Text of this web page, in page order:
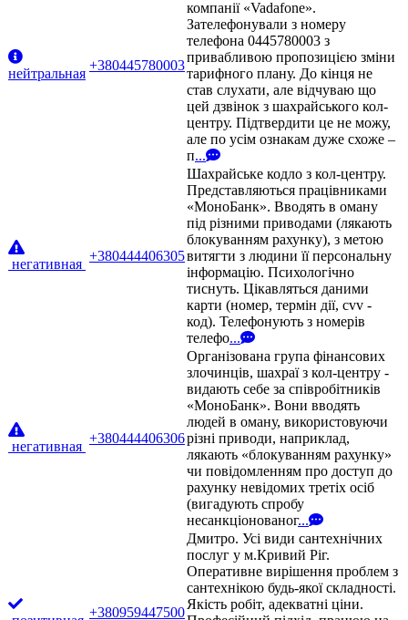
нейтральная
+380445780003
компанії «Vadafone».
Зателефонували з номеру
телефона 0445780003 з
привабливою пропозицією зміни
тарифного плану. До кінця не
став слухати, але відчуваю що
цей дзвінок з шахрайського кол-
центру. Підтвердити це не можу,
але по усім ознакам дуже схоже –
п...
негативная
+380444406305
Шахрайське кодло з кол-центру.
Представляються працівниками
«МоноБанк». Вводять в оману
під різними приводами (лякають
блокуванням рахунку), з метою
витягти з людини її персональну
інформацію. Психологічно
тиснуть. Цікавляться даними
карти (номер, термін дії, cvv -
код). Телефонують з номерів
телефо...
негативная
+380444406306
Організована група фінансових
злочинців, шахраї з кол-центру -
видають себе за співробітників
«МоноБанк». Вони вводять
людей в оману, використовуючи
різні приводи, наприклад,
лякають «блокуванням рахунку»
чи повідомленням про доступ до
рахунку невідомих третіх осіб
(вигадують спробу
несанкціонованог...
+380959447500
Дмитро. Усі види сантехнічних
послуг у м.Кривий Ріг.
Оперативне вирішення проблем з
сантехнікою будь-якої складності.
Якість робіт, адекватні ціни.